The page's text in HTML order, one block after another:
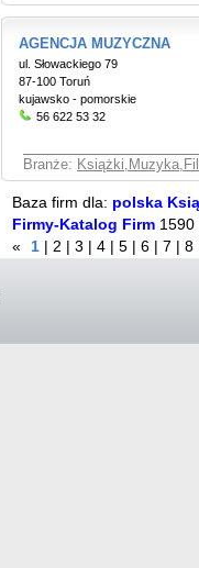
AGENCJA MUZYCZNA
ul. Słowackiego 79
87-100 Toruń
kujawsko - pomorskie
56 622 53 32
Branże:
Baza firm dla: polska
Firmy-Katalog Firm 1590
«
1 2 3 4 5 6 7 8